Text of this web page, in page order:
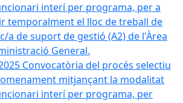
interí per programa, per a
temporalment el lloc de treball de
a de suport de gestió (A2) de l'Àrea
General.
Convocatòria del procés selectiu
mitjançant la modalitat
interí per programa, per